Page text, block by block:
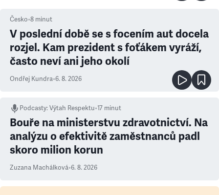
Česko•8 minut
V poslední době se s focením aut docela
rozjel. Kam prezident s foťákem vyráží,
často neví ani jeho okolí
Ondřej Kundra•6. 8. 2026
Podcasty:Výtah Respektu•17 minut
Bouře na ministerstvu zdravotnictví. Na
analýzu o efektivitě zaměstnanců padl
skoro milion korun
Zuzana Machálková•6. 8. 2026